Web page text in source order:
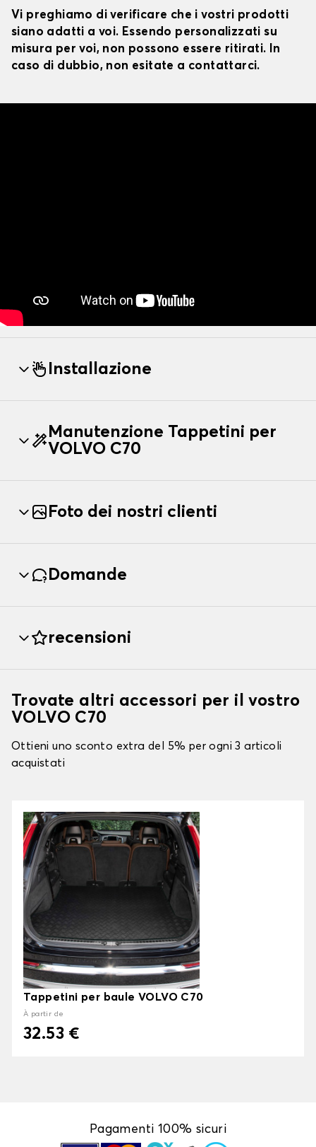
Vi preghiamo di verificare che i vostri prodotti
siano adatti a voi. Essendo personalizzati su
misura per voi, non possono essere ritirati. In
caso di dubbio, non esitate a contattarci.
Installazione
Manutenzione Tappetini per
VOLVO C70
Foto dei nostri clienti
Domande
recensioni
Trovate altri accessori per il vostro
VOLVO C70
Ottieni uno sconto extra del 5% per ogni 3 articoli
acquistati
Tappetini per baule VOLVO C70
À partir de
32.53 €
Pagamenti 100% sicuri